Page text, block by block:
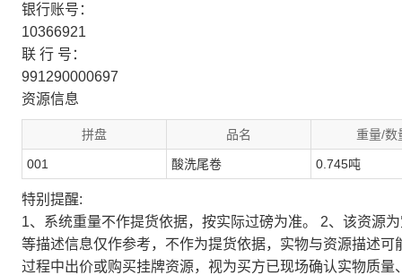
银行账号：
10366921
联 行 号：
991290000697
资源信息
拼盘 品名 重量/数
001 酸洗尾卷 0.745吨
特别提醒:
1、系统重量不作提货依据，按实际过磅为准。 2、该资源
等描述信息仅作参考，不作为提货依据，实物与资源描述
过程中出价或购买挂牌资源，视为买方已现场确认实物质